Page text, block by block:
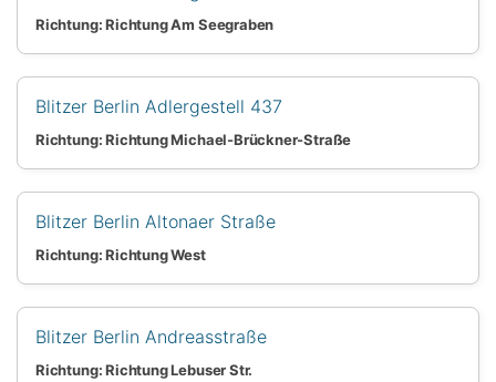
Richtung: Richtung Am Seegraben
Blitzer Berlin Adlergestell 437
Richtung: Richtung Michael-Brückner-Straße
Blitzer Berlin Altonaer Straße
Richtung: Richtung West
Blitzer Berlin Andreasstraße
Richtung: Richtung Lebuser Str.